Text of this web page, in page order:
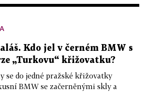
Kdo jel v černém BMW s
„Turkovu“ křižovatku?
se do jedné pražské křižovatky
BMW se začerněnými skly a